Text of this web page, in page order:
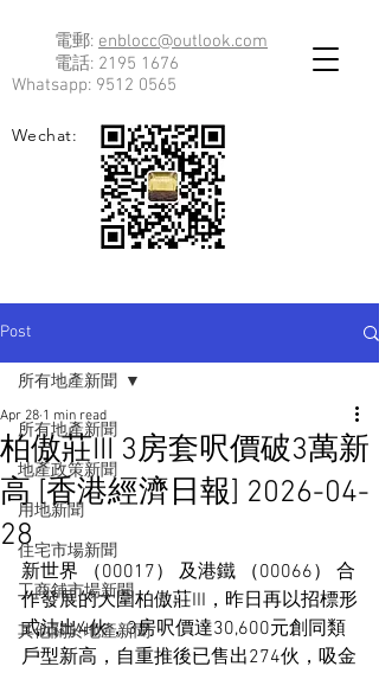
電郵: enblocc@outlook.com
電話: 2195 1676
Whatsapp: 9512 0565
Wechat:
Post
所有地產新聞
地產政策新聞
用地新聞
住宅市場新聞
工商舖市場新聞
其他關於地產新聞
所有地產新聞
柏傲莊III 3房套呎價破3萬新
高 [香港經濟日報] 2026-04-
28
Apr 28 1 min read
新世界 （00017） 及港鐵 （00066） 合
作發展的大圍柏傲莊III，昨日再以招標形
式沽出4伙，3房呎價達30,600元創同類
戶型新高，自重推後已售出274伙，吸金